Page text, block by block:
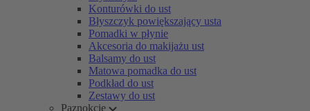
Konturówki do ust
Błyszczyk powiększający usta
Pomadki w płynie
Akcesoria do makijażu ust
Balsamy do ust
Matowa pomadka do ust
Podkład do ust
Zestawy do ust
Paznokcie